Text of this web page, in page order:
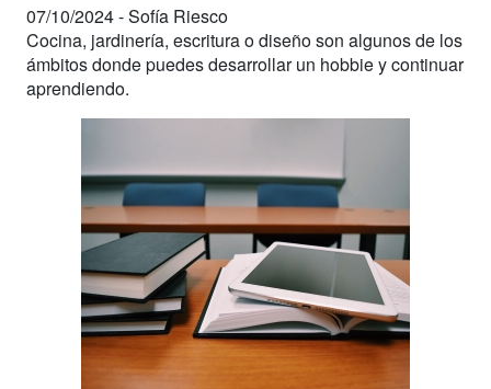
07/10/2024 -Sofía Riesco
Cocina, jardinería, escritura o diseño son algunos de los
ámbitos donde puedes desarrollar un hobbie y continuar
aprendiendo.